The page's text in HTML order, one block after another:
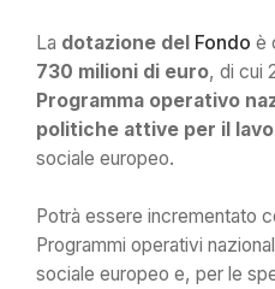
La dotazione del Fondo è
730 milioni di euro, di cui
Programma operativo
politiche attive per il
sociale europeo.
Potrà essere incrementato
Programmi operativi
sociale europeo e, per le